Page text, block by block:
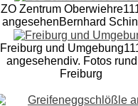
ZO Zentrum Oberwiehre
angesehenBernhard
Freiburg und Umgebung
angesehendiv. Fotos
Freiburg